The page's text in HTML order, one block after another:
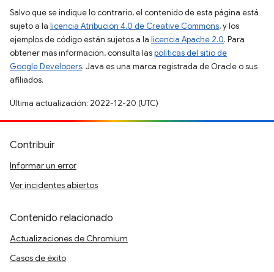
Salvo que se indique lo contrario, el contenido de esta página está
sujeto a la licencia Atribución 4.0 de Creative Commons, y los
ejemplos de código están sujetos a la licencia Apache 2.0. Para
obtener más información, consulta laspolíticas del sitio de
Google Developers. Java es una marca registrada de Oracle o sus
afiliados.
Última actualización: 2022-12-20 (UTC)
Contribuir
Informar un error
Ver incidentes abiertos
Contenido relacionado
Actualizaciones de Chromium
Casos de éxito